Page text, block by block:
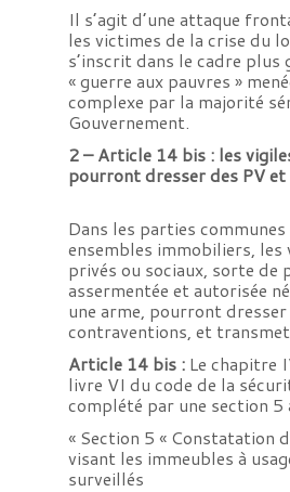
Il s’agit d’une attaque
les victimes de la crise du
s’inscrit dans le cadre plus
« guerre aux pauvres »
complexe par la majorité
Gouvernement.
2 –Article 14 bis : les
pourront dresser des PV
Dans les parties
ensembles immobiliers, les
privés ou sociaux, sorte de
assermentée et autorisée
une arme, pourront
contraventions, et
Article 14 bis :Le chapitre
livre VI du code de la
complété par une section 5
« Section 5 « Constatation
visant les immeubles à
surveillés